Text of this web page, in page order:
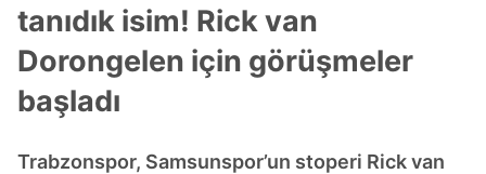
tanıdık isim! Rick van
Dorongelen için görüşmeler
başladı
Trabzonspor, Samsunspor’un stoperi Rick van